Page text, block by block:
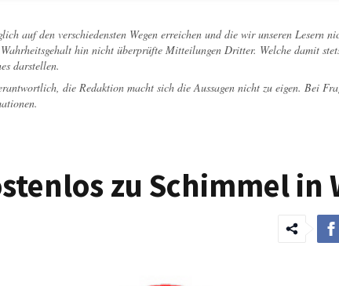
auf den verschiedensten Wegen erreichen und die wir unseren Lesern
hin nicht überprüfte Mitteilungen Dritter. Welche damit
darstellen.
die Redaktion macht sich die Aussagen nicht zu eigen. Bei
zu Schimmel in